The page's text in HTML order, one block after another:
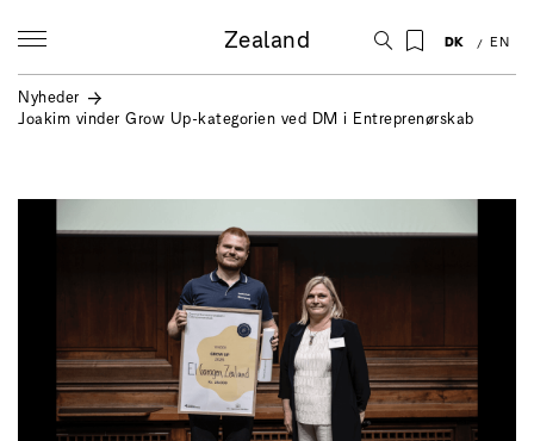
Zealand DK EN
Nyheder
Joakim vinder Grow Up-kategorien ved DM i Entreprenørskab